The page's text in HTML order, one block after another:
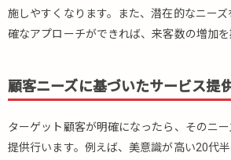
ー
ジ
ト
と
口
ミ
施しやすくなります。また、潜在的なニー
確なアプローチができれば、来客数の増加を
顧客ニーズに基づいたサービス提
ターゲット顧客が明確になったら、そのニ
提供行います。例えば、美意識が高い20代